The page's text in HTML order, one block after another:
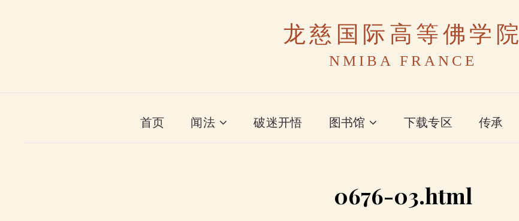
龙慈国际高等佛学院
NMIBA FRANCE
首页 闻法 破迷开悟 图书馆 下载专区 传承
0676-03.html